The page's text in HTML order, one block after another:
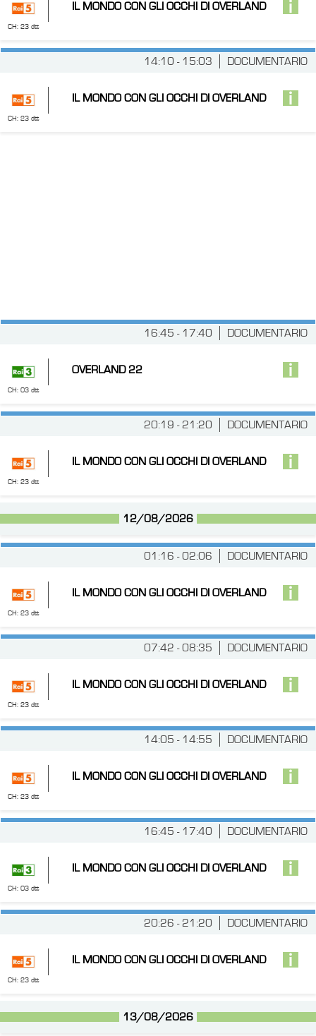
CH: 23 dtt
IL MONDO CON GLI OCCHI DI OVERLAND
DOCUMENTARIO
14:10 - 15:03
CH: 23 dtt
IL MONDO CON GLI OCCHI DI OVERLAND
DOCUMENTARIO
16:45 - 17:40
CH: 03 dtt
OVERLAND 22
DOCUMENTARIO
20:19 - 21:20
CH: 23 dtt
IL MONDO CON GLI OCCHI DI OVERLAND
12/08/2026
DOCUMENTARIO
01:16 - 02:06
CH: 23 dtt
IL MONDO CON GLI OCCHI DI OVERLAND
DOCUMENTARIO
07:42 - 08:35
CH: 23 dtt
IL MONDO CON GLI OCCHI DI OVERLAND
DOCUMENTARIO
14:05 - 14:55
CH: 23 dtt
IL MONDO CON GLI OCCHI DI OVERLAND
DOCUMENTARIO
16:45 - 17:40
CH: 03 dtt
IL MONDO CON GLI OCCHI DI OVERLAND
DOCUMENTARIO
20:26 - 21:20
CH: 23 dtt
IL MONDO CON GLI OCCHI DI OVERLAND
13/08/2026